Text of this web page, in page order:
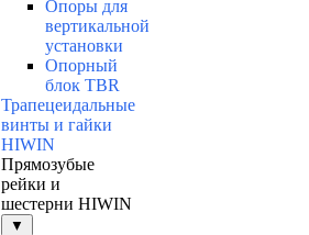
Опоры для
вертикальной
установки
Опорный
блок TBR
Трапецеидальные
винты и гайки
HIWIN
Прямозубые
рейки и
шестерни HIWIN
▼